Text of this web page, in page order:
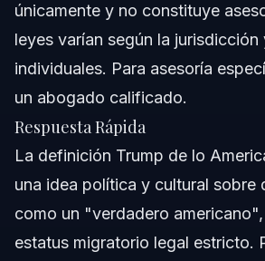
¿Dónde puedo encontrar información
estatus migratorio?
Acerca de Vasquez Law Firm
Confianza y Experiencia de Nuestros
Fuentes y Referencias
únicamente y no constituye
leyes varían según la
individuales. Para asesoría
un abogado calificado.
Respuesta Rápida
La definición Trump de lo
una idea política y cultural sobre
como un "verdadero
estatus migratorio legal estricto.